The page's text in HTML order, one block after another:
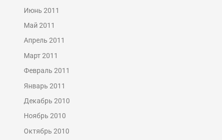
Июнь 2011
Май 2011
Апрель 2011
Март 2011
Февраль 2011
Январь 2011
Декабрь 2010
Ноябрь 2010
Октябрь 2010